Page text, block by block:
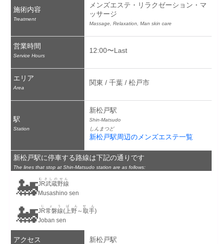
施術内容
Treatment
メンズエステ・リラクゼーション・マ
ッサージ
Massage, Relaxation, Man skin care
営業時間
Service Hours
12:00〜Last
エリア
Area
関東 / 千葉 / 松戸市
駅
Station
新松戸駅
Shin-Matsudo
しんまつど
新松戸駅周辺のメンズエステ一覧
新松戸駅に停車する路線は下記の通りです
The lines that stop at Shin-Matsudo station are as follows:
🚂JR武蔵野線
むさしのせん
Musashino sen
🚂JR常磐線(上野～取手)
じょうばんせん
Joban sen
アクセス 新松戸駅